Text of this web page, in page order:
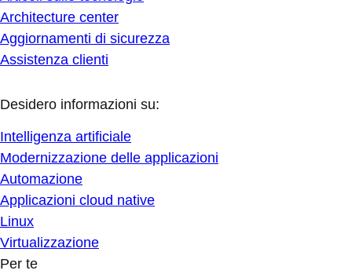
Architecture center
Aggiornamenti di sicurezza
Assistenza clienti
Desidero informazioni su:
Intelligenza artificiale
Modernizzazione delle applicazioni
Automazione
Applicazioni cloud native
Linux
Virtualizzazione
Per te